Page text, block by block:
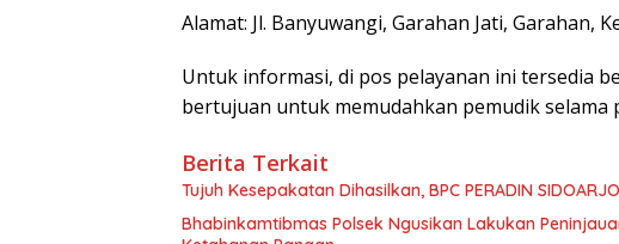
Alamat: Jl. Banyuwangi, Garahan Jati, Garahan,
Untuk informasi, di pos pelayanan ini tersedia
bertujuan untuk memudahkan pemudik selama
Berita Terkait
Tujuh Kesepakatan Dihasilkan, BPC PERADIN
Bhabinkamtibmas Polsek Ngusikan Lakukan